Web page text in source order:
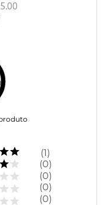
5.00
1
0
0
0
0